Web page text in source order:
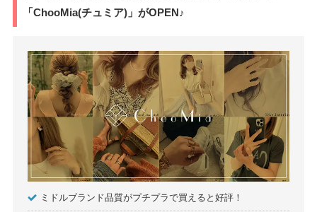
「ChooMia(チュミア)」がOPEN♪
ミドルブランド品質がプチプラで買えると好評！